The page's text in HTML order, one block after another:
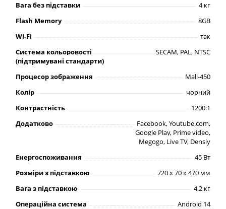
Вага без підставки
4 кг
Flash Memory
8GB
Wi-Fi
так
Система кольоровості
(підтримувані стандарти)
SECAM, PAL, NTSC
Процесор зображення
Mali-450
Колір
чорний
Контрастність
1200:1
Додатково
Facebook, Youtube.com,
Google Play, Prime video,
Megogo, Live TV, Densiy
Енергоспоживання
45 Вт
Розміри з підставкою
720 х 70 х 470 мм
Вага з підставкою
4.2 кг
Операційна система
Android 14